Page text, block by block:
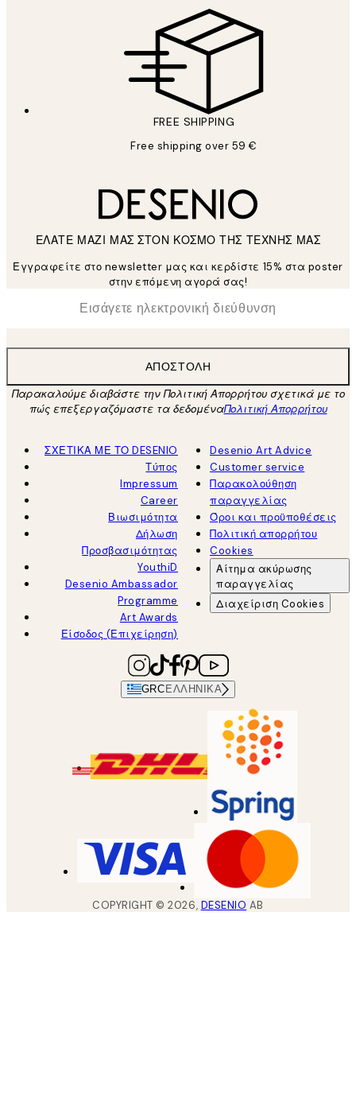
FREE SHIPPING
Free shipping over 59 €
ΕΛΑΤΕ ΜΑΖΙ ΜΑΣ ΣΤΟΝ ΚΟΣΜΟ ΤΗΣ ΤΕΧΝΗΣ ΜΑΣ
Εγγραφείτε στο newsletter μας και κερδίστε 15% στα poster
στην επόμενη αγορά σας!
Ηλεκτρονική Διεύθυνση
ΑΠΟΣΤΟΛΉ
Παρακαλούμε διαβάστε την Πολιτική Απορρήτου σχετικά με το
πώς επεξεργαζόμαστε τα δεδομέναΠολιτική Απορρήτου
ΣΧΕΤΙΚΑ ΜΕ ΤΟ DESENIO
Τύπος
Impressum
Career
Βιωσιμότητα
Δήλωση
Προσβασιμότητας
YouthiD
Desenio Ambassador
Programme
Art Awards
Είσοδος (Επιχείρηση)
Desenio Art Advice
Customer service
Παρακολούθηση
παραγγελίας
Όροι και προϋποθέσεις
Πολιτική απορρήτου
Cookies
Αίτημα ακύρωσης
παραγγελίας
Διαχείριση Cookies
GRC ΕΛΛΗΝΙΚΆ
COPYRIGHT ©2026, DESENIO AB